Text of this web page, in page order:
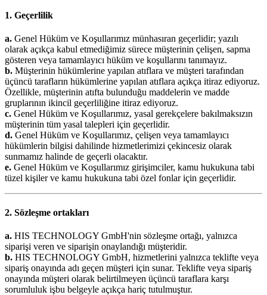
1. Geçerlilik
a. Genel Hüküm ve Koşullarımız münhasıran geçerlidir; yazılı
olarak açıkça kabul etmediğimiz sürece müşterinin çelişen, sapma
gösteren veya tamamlayıcı hüküm ve koşullarını tanımayız.
b. Müşterinin hükümlerine yapılan atıflara ve müşteri tarafından
üçüncü tarafların hükümlerine yapılan atıflara açıkça itiraz ediyoruz.
Özellikle, müşterinin atıfta bulunduğu maddelerin ve madde
gruplarının ikincil geçerliliğine itiraz ediyoruz.
c. Genel Hüküm ve Koşullarımız, yasal gerekçelere bakılmaksızın
müşterinin tüm yasal talepleri için geçerlidir.
d. Genel Hüküm ve Koşullarımız, çelişen veya tamamlayıcı
hükümlerin bilgisi dahilinde hizmetlerimizi çekincesiz olarak
sunmamız halinde de geçerli olacaktır.
e. Genel Hüküm ve Koşullarımız girişimciler, kamu hukukuna tabi
tüzel kişiler ve kamu hukukuna tabi özel fonlar için geçerlidir.
2. Sözleşme ortakları
a. HIS TECHNOLOGY GmbH'nin sözleşme ortağı, yalnızca
siparişi veren ve siparişin onaylandığı müşteridir.
b. HIS TECHNOLOGY GmbH, hizmetlerini yalnızca teklifte veya
sipariş onayında adı geçen müşteri için sunar. Teklifte veya sipariş
onayında müşteri olarak belirtilmeyen üçüncü taraflara karşı
sorumluluk işbu belgeyle açıkça hariç tutulmuştur.